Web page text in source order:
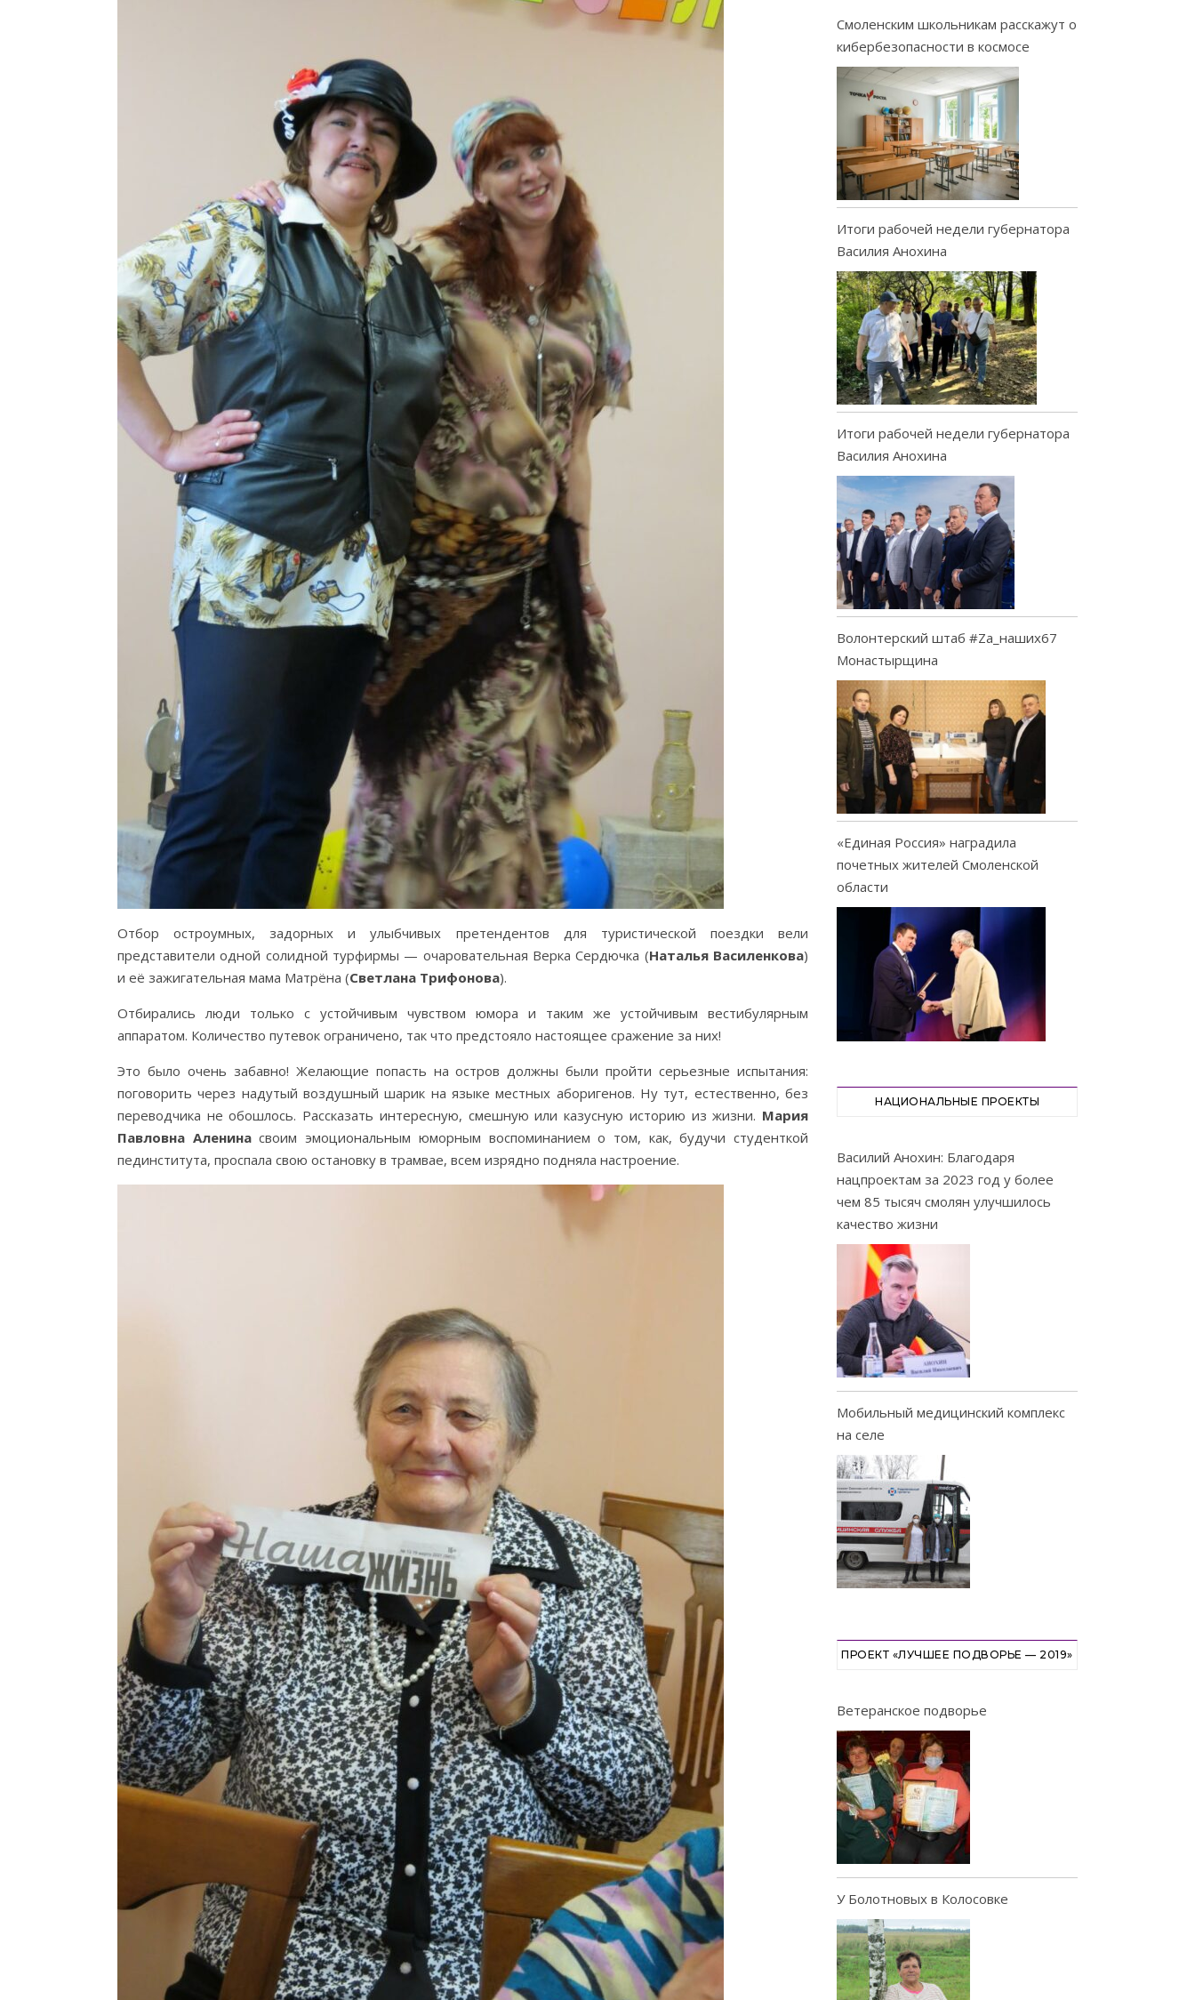
Отбор остроумных, задорных и улыбчивых претендентов для туристической поездки вели
представители одной солидной турфирмы — очаровательная Верка Сердючка (Наталья Василенкова)
и её зажигательная мама Матрёна (Светлана Трифонова).
Отбирались люди только с устойчивым чувством юмора и таким же устойчивым вестибулярным
аппаратом. Количество путевок ограничено, так что предстояло настоящее сражение за них!
Это было очень забавно! Желающие попасть на остров должны были пройти серьезные испытания:
поговорить через надутый воздушный шарик на языке местных аборигенов. Ну тут, естественно, без
переводчика не обошлось. Рассказать интересную, смешную или казусную историю из жизни. Мария
Павловна Аленинасвоим эмоциональным юморным воспоминанием о том, как, будучи студенткой
пединститута, проспала свою остановку в трамвае, всем изрядно подняла настроение.
Смоленским школьникам расскажут о
кибербезопасности в космосе
Итоги рабочей недели губернатора
Василия Анохина
Итоги рабочей недели губернатора
Василия Анохина
Волонтерский штаб #Za_наших67
Монастырщина
«Единая Россия» наградила
почетных жителей Смоленской
области
НАЦИОНАЛЬНЫЕ ПРОЕКТЫ
Василий Анохин: Благодаря
нацпроектам за 2023 год у более
чем 85 тысяч смолян улучшилось
качество жизни
Мобильный медицинский комплекс
на селе
ПРОЕКТ «ЛУЧШЕЕ ПОДВОРЬЕ — 2019»
Ветеранское подворье
У Болотновых в Колосовке